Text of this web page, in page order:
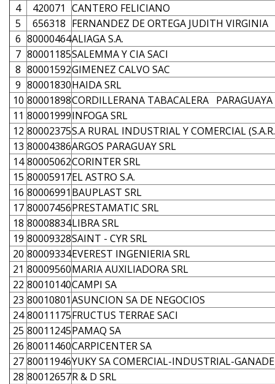
4
420071 CANTERO FELICIANO
5
656318 FERNANDEZ DE ORTEGA JUDITH VIRGINIA
6 80000464ALIAGA S.A.
7 80001185SALEMMA Y CIA SACI
8 80001592GIMENEZ CALVO SAC
9 80001830HAIDA SRL
10 80001898CORDILLERANA TABACALERA PARAGUAYA
11 80001999INFOGA SRL
12 80002375S.A RURAL INDUSTRIAL Y COMERCIAL
13 80004386ARGOS PARAGUAY SRL
14 80005062CORINTER SRL
15 80005917EL ASTRO S.A.
16 80006991 BAUPLAST SRL
17 80007456PRESTAMATIC SRL
18 80008834LIBRA SRL
19 80009328SAINT - CYR SRL
20 80009334EVEREST INGENIERIA SRL
21 80009560MARIA AUXILIADORA SRL
22 80010140CAMPI SA
23 80010801ASUNCION SA DE NEGOCIOS
24 80011175FRUCTUS TERRAE SACI
25 80011245PAMAQ SA
26 80011460CARPICENTER SA
27 80011946YUKY SA COMERCIAL-INDUSTRIAL-
28 80012657R & D SRL